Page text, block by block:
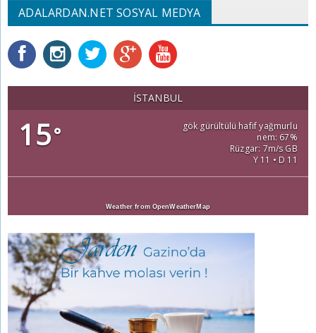
ADALARDAN.NET SOSYAL MEDYA
İSTANBUL
15°
gök gürültülü hafif yağmurlu
nem: 67%
Rüzgar: 7m/s GB
Y 11 • D 11
Weather from OpenWeatherMap